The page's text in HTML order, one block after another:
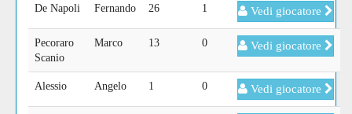
De Napoli Fernando 26 1 Vedi giocatore
Pecoraro
Scanio
Marco 13 0 Vedi giocatore
Alessio Angelo 1 0 Vedi giocatore